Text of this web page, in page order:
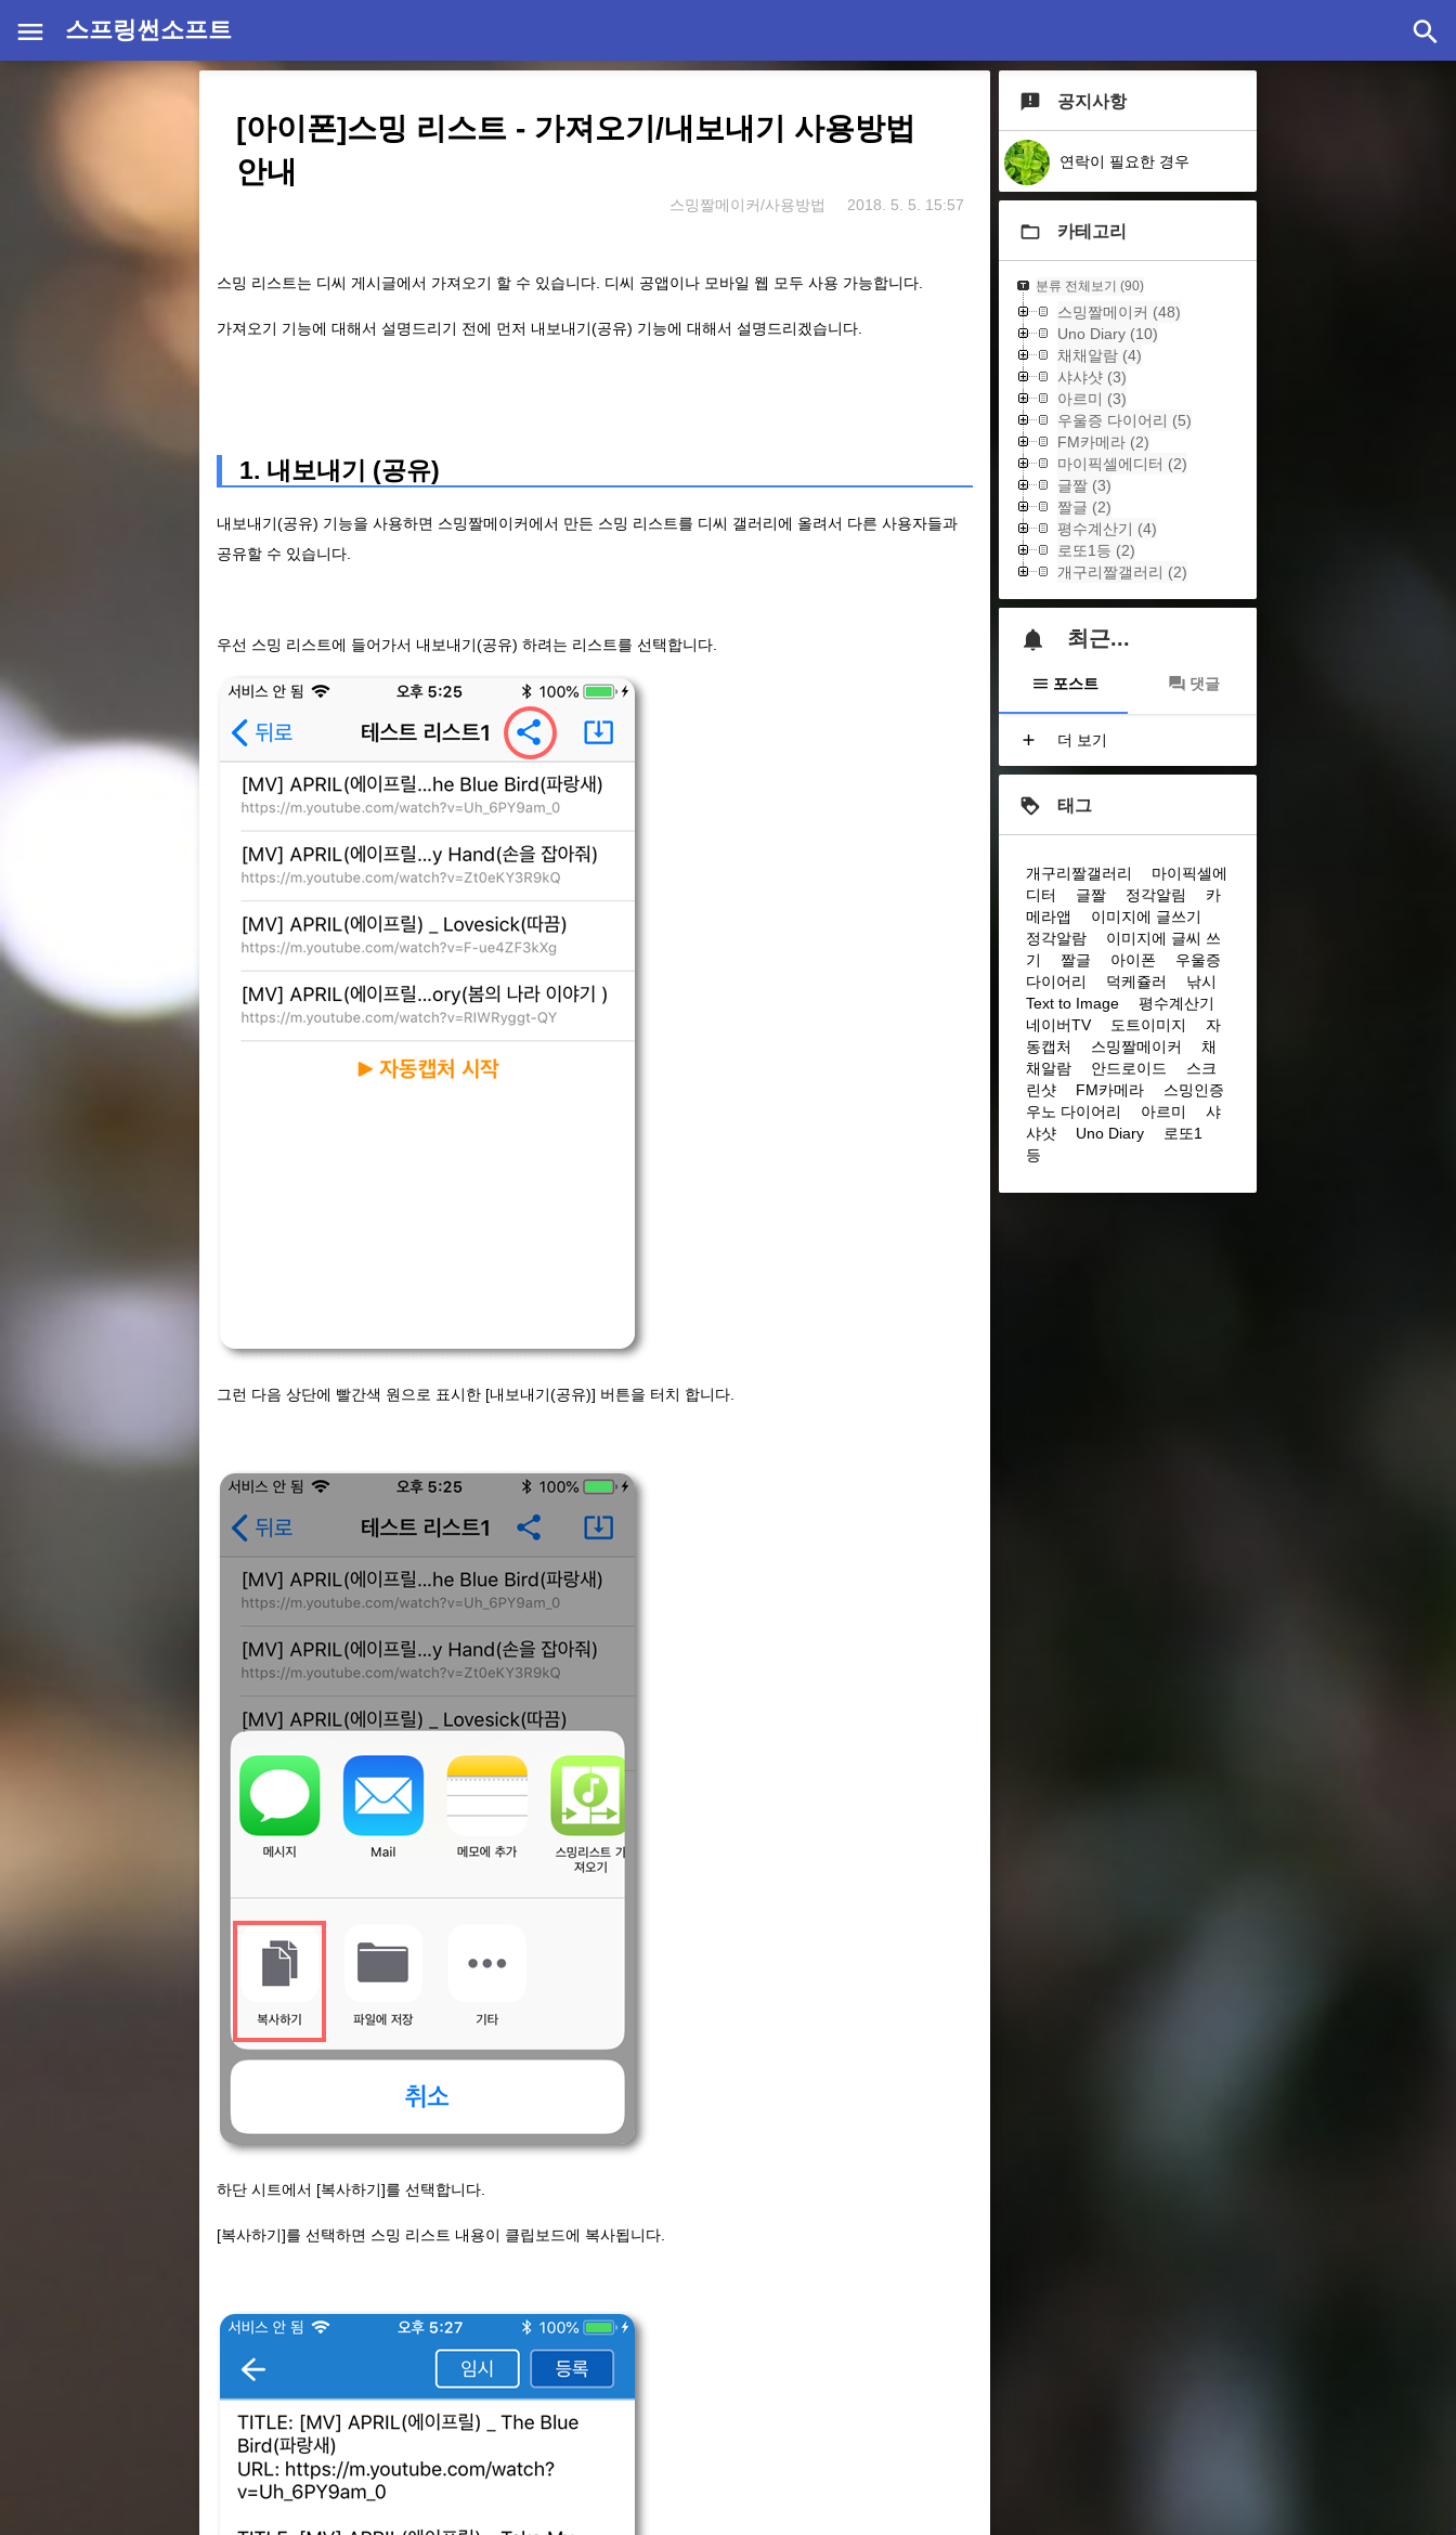
스프링썬소프트
[아이폰]스밍 리스트 - 가져오기/내보내기 사용방법
안내
스밍짤메이커/사용방법 2018. 5. 5. 15:57
스밍 리스트는 디씨 게시글에서 가져오기 할 수 있습니다. 디씨 공앱이나 모바일 웹 모두 사용 가능합니다.
가져오기 기능에 대해서 설명드리기 전에 먼저 내보내기(공유) 기능에 대해서 설명드리겠습니다.
1. 내보내기 (공유)
내보내기(공유) 기능을 사용하면 스밍짤메이커에서 만든 스밍 리스트를 디씨 갤러리에 올려서 다른 사용자들과
공유할 수 있습니다.
우선 스밍 리스트에 들어가서 내보내기(공유) 하려는 리스트를 선택합니다.
그런 다음 상단에 빨간색 원으로 표시한 [내보내기(공유)] 버튼을 터치 합니다.
하단 시트에서 [복사하기]를 선택합니다.
[복사하기]를 선택하면 스밍 리스트 내용이 클립보드에 복사됩니다.
공지사항
연락이 필요한 경우
카테고리
분류 전체보기 (90)
스밍짤메이커 (48)
Uno Diary (10)
채채알람 (4)
샤샤샷 (3)
아르미 (3)
우울증 다이어리 (5)
FM카메라 (2)
마이픽셀에디터 (2)
글짤 (3)
짤글 (2)
평수계산기 (4)
로또1등 (2)
개구리짤갤러리 (2)
최근...
포스트 댓글
더 보기
태그
개구리짤갤러리
마이픽셀에
디터
글짤 정각알림
카
메라앱
이미지에 글쓰기
정각알람
이미지에 글씨 쓰
기
짤글 아이폰
우울증
다이어리
덕케쥴러
낚시
Text to Image
평수계산기
네이버TV
도트이미지
자
동캡처
스밍짤메이커
채
채알람
안드로이드
스크
린샷
FM카메라
스밍인증
우노 다이어리
아르미
샤
샤샷
Uno Diary
로또1
등